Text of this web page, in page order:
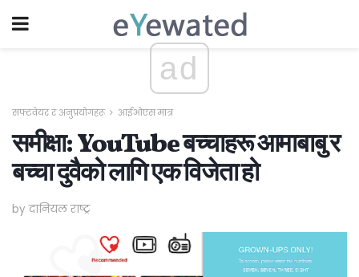
ad
सफ्टवेयर र अनुप्रयोगहरू आईओएस मात्र
समीक्षा: YouTube बच्चाहरू आमाबाबु र
बच्चा दुवैको लागि एक विजेता हो
by दानियल राष्ट्र